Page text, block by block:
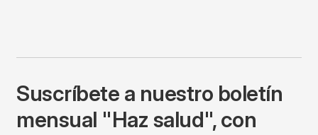
Suscríbete a nuestro boletín
mensual "Haz salud", con